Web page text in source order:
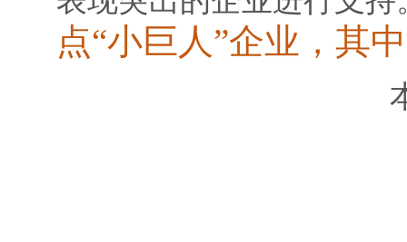
点“小巨人”企业，其